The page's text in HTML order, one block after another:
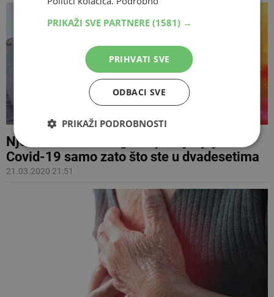
Njemački infektolog: Ne podcjenjujte
Covid-19 samo zato što ste u dvadesetima
21.03.2020 21:51
PRIKAŽI SVE PARTNERE (1581) →
PRIHVATI SVE
ODBACI SVE
PRIKAŽI PODROBNOSTI